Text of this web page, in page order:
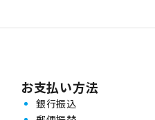
お支払い方法
銀行振込